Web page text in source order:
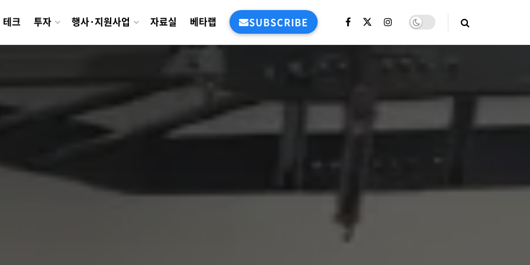
테크 투자 행사·지원사업 자료실 베타랩 SUBSCRIBE